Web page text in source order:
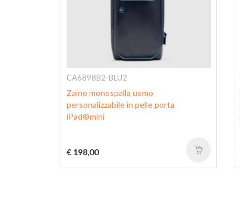
CA6898B2-BLU2
Zaino monospalla uomo
personalizzabile in pelle porta
iPad®mini
€ 198,00